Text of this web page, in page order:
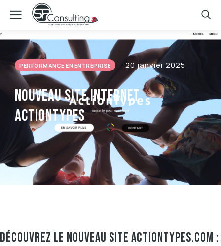
PERFORMANCE EN ENTREPRISE 20 janvier 2025
Nouveau site internet
ActionTypes
Découvrez le nouveau site ActionTypes.com :